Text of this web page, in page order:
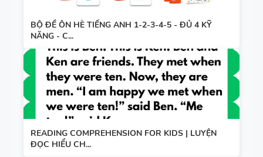
BỘ ĐỀ ÔN HÈ TIẾNG ANH 1-2-3-4-5 - ĐỦ 4 KỸ
NĂNG - C...
READING COMPREHENSION FOR KIDS | LUYỆN
ĐỌC HIỂU CH...